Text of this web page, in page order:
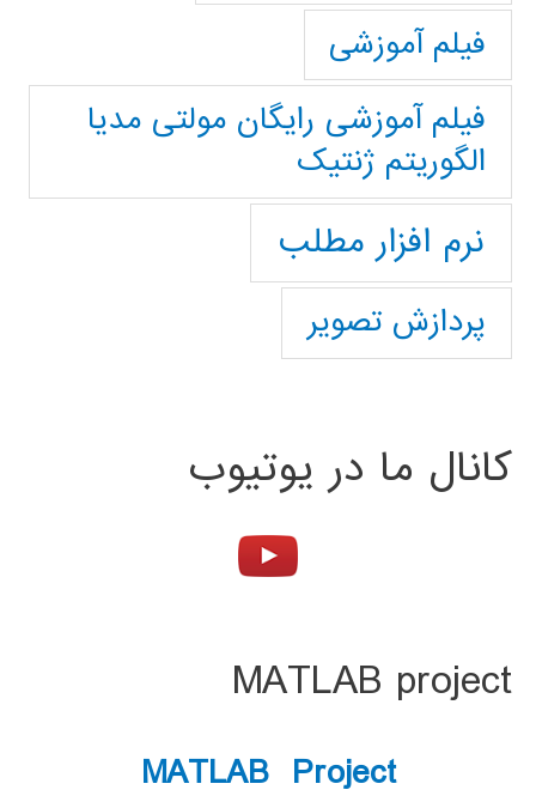
فیلم آموزشی
فیلم آموزشی رایگان مولتی مدیا
الگوریتم ژنتیک
نرم افزار مطلب
پردازش تصویر
کانال ما در یوتیوب
MATLAB project
MATLAB Project